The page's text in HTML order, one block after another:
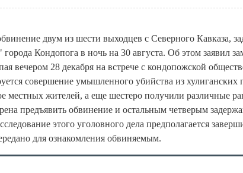
двум из шести выходцев с Северного Кавказа,
Кондопога в ночь на 30 августа. Об этом заявил
вечером 28 декабря на встрече с кондопожской
совершение умышленного убийства из хулиганских
местных жителей, а еще шестеро получили различные
предъявить обвинение и остальным четверым
этого уголовного дела предполагается
для ознакомления обвиняемым.